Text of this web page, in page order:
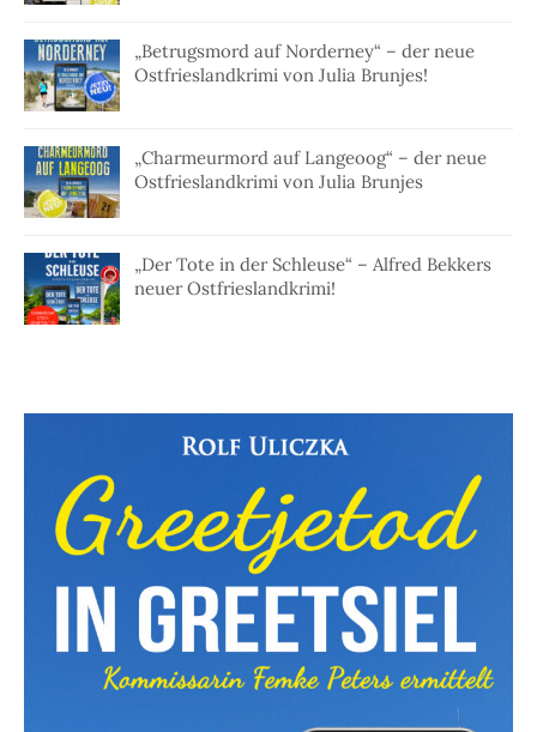
„Betrugsmord auf Norderney“ – der neue
Ostfrieslandkrimi von Julia Brunjes!
„Charmeurmord auf Langeoog“ – der neue
Ostfrieslandkrimi von Julia Brunjes
„Der Tote in der Schleuse“ – Alfred Bekkers
neuer Ostfrieslandkrimi!